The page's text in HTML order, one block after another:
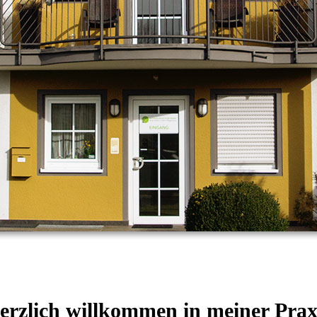
willkommen in meiner